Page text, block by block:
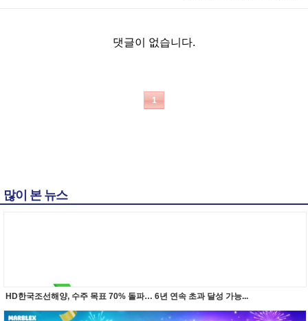
댓글이 없습니다.
1
많이 본 뉴스
HD한국조선해양, 수주 목표 70% 돌파… 6년 연속 초과 달성 가능...